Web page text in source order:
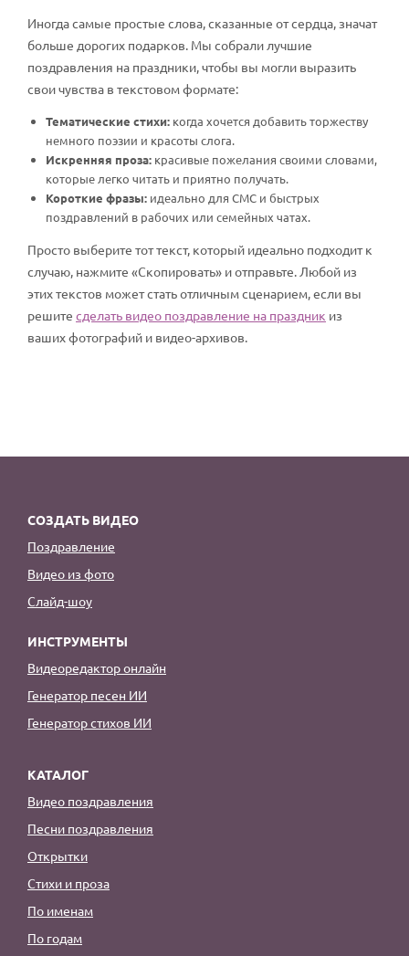
Иногда самые простые слова, сказанные от сердца, значат
больше дорогих подарков. Мы собрали лучшие
поздравления на праздники, чтобы вы могли выразить
свои чувства в текстовом формате:
Тематические стихи: когда хочется добавить торжеству
немного поэзии и красоты слога.
Искренняя проза: красивые пожелания своими словами,
которые легко читать и приятно получать.
Короткие фразы: идеально для СМС и быстрых
поздравлений в рабочих или семейных чатах.
Просто выберите тот текст, который идеально подходит к
случаю, нажмите «Скопировать» и отправьте. Любой из
этих текстов может стать отличным сценарием, если вы
решите сделать видео поздравление на праздник из
ваших фотографий и видео-архивов.
СОЗДАТЬ ВИДЕО
Поздравление
Видео из фото
Слайд-шоу
ИНСТРУМЕНТЫ
Видеоредактор онлайн
Генератор песен ИИ
Генератор стихов ИИ
КАТАЛОГ
Видео поздравления
Песни поздравления
Открытки
Стихи и проза
По именам
По годам